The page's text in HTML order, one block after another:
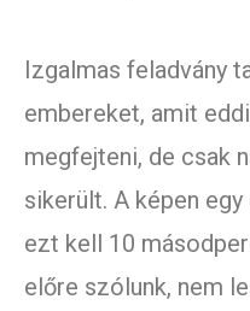
Izgalmas feladvány
embereket, amit
megfejteni, de csak
sikerült. A képen
ezt kell 10
előre szólunk, nem